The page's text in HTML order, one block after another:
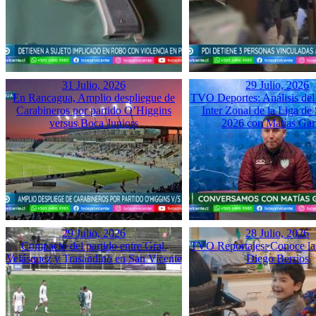
31 Julio, 2026
En Rancagua, Amplio despliegue de
Carabineros por partido O’Higgins
versus Boca Juniors
29 Julio, 2026
TVO Deportes: Análisis del
Inter Zonal de la Liga de
2026 con Matías
29 Julio, 2026
Compacto del partido entre Gral.
Velásquez y Trasandino en San Vicente
28 Julio, 2026
TVO Reportajes: Conoce
Diego Berrios